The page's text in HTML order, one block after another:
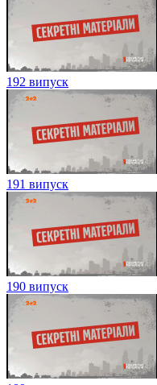
192 випуск
191 випуск
190 випуск